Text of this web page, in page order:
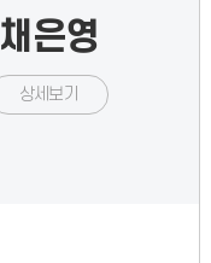
채은영
상세보기